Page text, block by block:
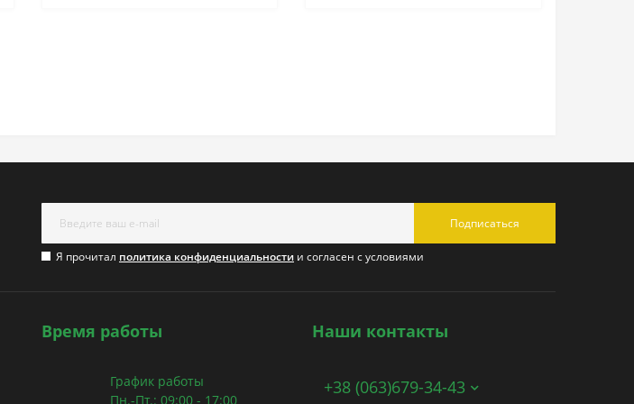
Подписаться
Я прочитал политика конфиденциальности и согласен с условиями
Время работы
График работы
Пн.-Пт.: 09:00 - 17:00
Наши контакты
+38 (063)679-34-43